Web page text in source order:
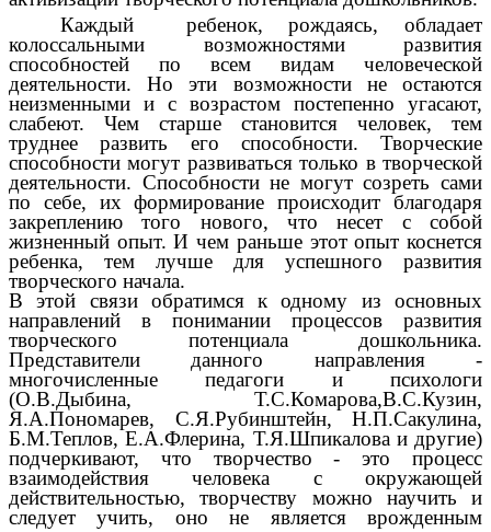
Каждый ребенок, рождаясь, обладает
колоссальными возможностями развития
способностей по всем видам человеческой
деятельности. Но эти возможности не остаются
неизменными и с возрастом постепенно угасают,
слабеют. Чем старше становится человек, тем
труднее развить его способности. Творческие
способности могут развиваться только в творческой
деятельности. Способности не могут созреть сами
по себе, их формирование происходит благодаря
закреплению того нового, что несет с собой
жизненный опыт. И чем раньше этот опыт коснется
ребенка, тем лучше для успешного развития
творческого начала.
В этой связи обратимся к одному из основных
направлений в понимании процессов развития
творческого потенциала дошкольника.
Представители данного направления -
многочисленные педагоги и психологи
(О.В.Дыбина, Т.С.Комарова,В.С.Кузин,
Я.А.Пономарев, С.Я.Рубинштейн, Н.П.Сакулина,
Б.М.Теплов, Е.А.Флерина, Т.Я.Шпикалова и другие)
подчеркивают, что творчество - это процесс
взаимодействия человека с окружающей
действительностью, творчеству можно научить и
следует учить, оно не является врожденным